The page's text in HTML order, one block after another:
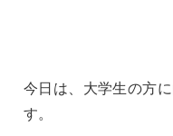
今日は、大学生の方
す。